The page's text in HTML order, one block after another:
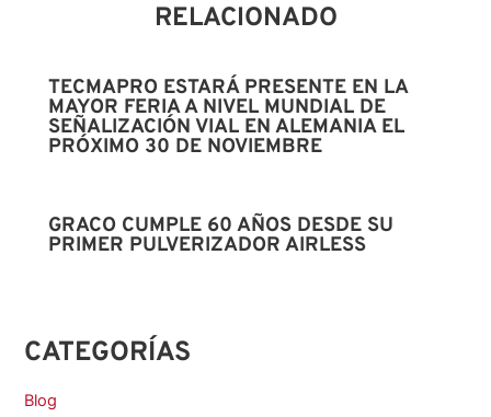
RELACIONADO
TECMAPRO ESTARÁ PRESENTE EN LA
MAYOR FERIA A NIVEL MUNDIAL DE
SEÑALIZACIÓN VIAL EN ALEMANIA EL
PRÓXIMO 30 DE NOVIEMBRE
GRACO CUMPLE 60 AÑOS DESDE SU
PRIMER PULVERIZADOR AIRLESS
CATEGORÍAS
Blog